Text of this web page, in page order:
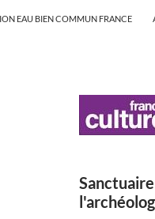
EAU BIEN COMMUN FRANCE